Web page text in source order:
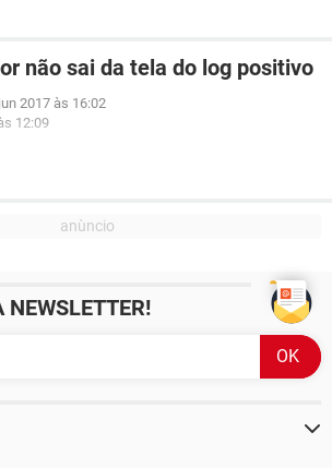
não sai da tela do log positivo
2017 às 16:02
12:09
NEWSLETTER!